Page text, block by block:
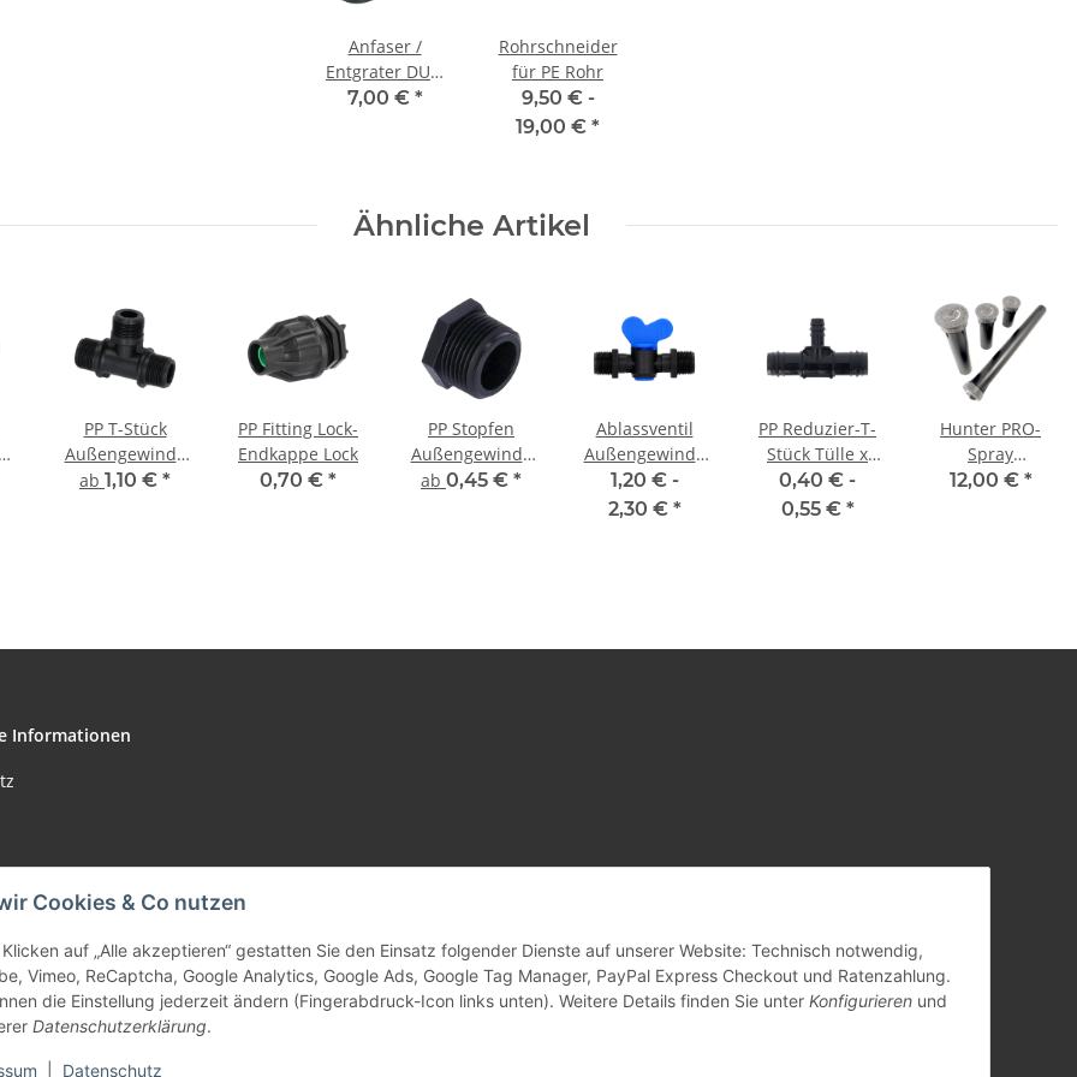
Cookies & Co nutzen
auf „Alle akzeptieren“ gestatten Sie den Einsatz folgender Dienste auf unserer Website: Technisch notwendig,
Vimeo, ReCaptcha, Google Analytics, Google Ads, Google Tag Manager, PayPal Express Checkout und Ratenzahlung.
die Einstellung jederzeit ändern (Fingerabdruck-Icon links unten). Weitere Details finden Sie unter Konfigurieren und
Datenschutzerklärung.
Datenschutz
Anfaser /
Entgrater DUO
für PE Rohr 20-
7,00 € *
Rohrschneider
für PE Rohr
9,50 € -
19,00 € *
Ähnliche Artikel
PP T-Stück
Außengewinde
(AG) x
ab 1,10 € *
PP Fitting Lock-
Endkappe Lock
0,70 € *
PP Stopfen
Außengewinde
(AG)
ab 0,45 € *
Ablassventil
Außengewinde
(AG) x
Außengewinde
1,20 € -
2,30 € *
PP Reduzier-T-
Stück Tülle x
Tülle x Tülle
0,40 € -
0,55 € *
Hunter PRO-
Spray
Versenkgehäuse
12,00 € *
Informationen